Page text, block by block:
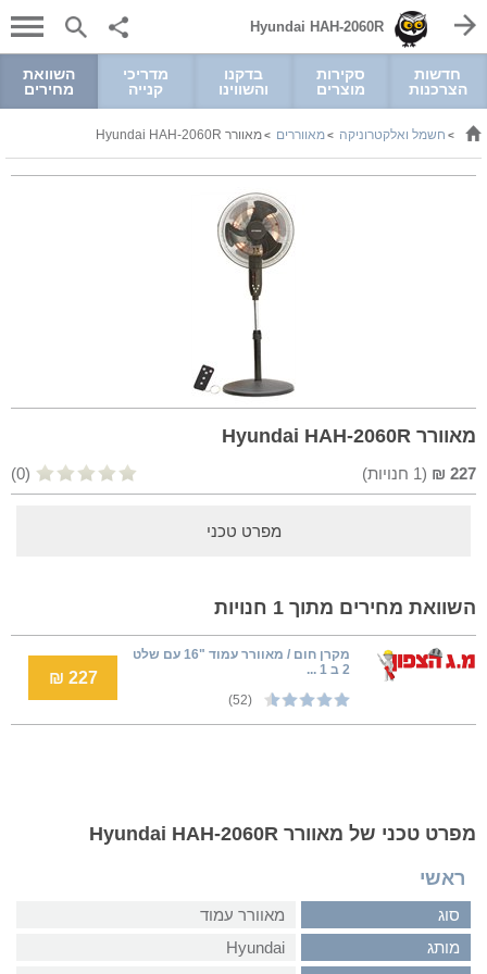
Hyundai HAH-2060R
חדשות
הצרכנות
סקירות
מוצרים
בדקנו
והשווינו
מדריכי
קנייה
השוואת
מחירים
> חשמל ואלקטרוניקה >מאווררים >מאוורר Hyundai HAH-2060R
מאוורר Hyundai HAH-2060R
227
₪
(
1 חנויות) (0)
מפרט טכני
השוואת מחירים מתוך 1 חנויות
מקרן חום / מאוורר עמוד "16 עם שלט
2 ב 1 ...
(52)
227 ₪
מפרט טכני של מאוורר Hyundai HAH-2060R
ראשי
סוג
מאוורר עמוד
מותג
Hyundai